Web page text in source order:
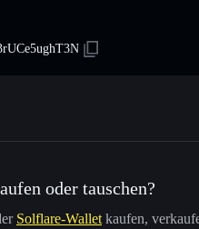
oder tauschen?
Solflare-Wallet kaufen,